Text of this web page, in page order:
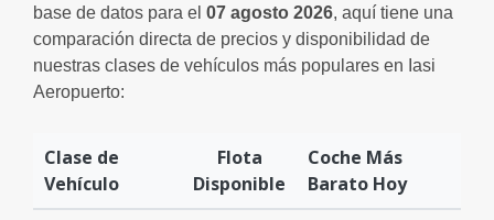
base de datos para el 07 agosto 2026, aquí tiene una
comparación directa de precios y disponibilidad de
nuestras clases de vehículos más populares en Iasi
Aeropuerto:
Clase de
Vehículo
Flota
Disponible
Coche Más
Barato Hoy